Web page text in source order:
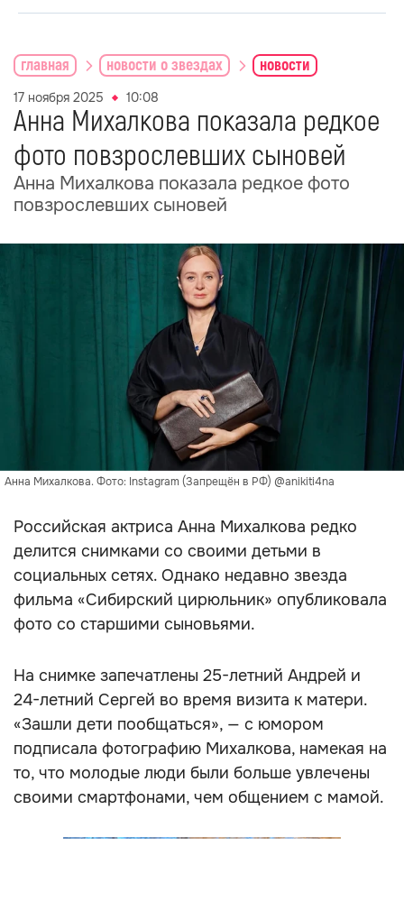
главная новости о звездах новости
17 ноября 2025 10:08
Анна Михалкова показала редкое
фото повзрослевших сыновей
Анна Михалкова показала редкое фото
повзрослевших сыновей
Анна Михалкова. Фото: Instagram (Запрещён в РФ) @anikiti4na
Российская актриса Анна Михалкова редко
делится снимками со своими детьми в
социальных сетях. Однако недавно звезда
фильма «Сибирский цирюльник» опубликовала
фото со старшими сыновьями.
На снимке запечатлены 25-летний Андрей и
24-летний Сергей во время визита к матери.
«Зашли дети пообщаться», — с юмором
подписала фотографию Михалкова, намекая на
то, что молодые люди были больше увлечены
своими смартфонами, чем общением с мамой.